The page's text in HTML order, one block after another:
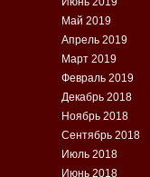
Май 2019
Апрель 2019
Март 2019
Февраль 2019
Декабрь 2018
Ноябрь 2018
Сентябрь 2018
Июль 2018
Июнь 2018